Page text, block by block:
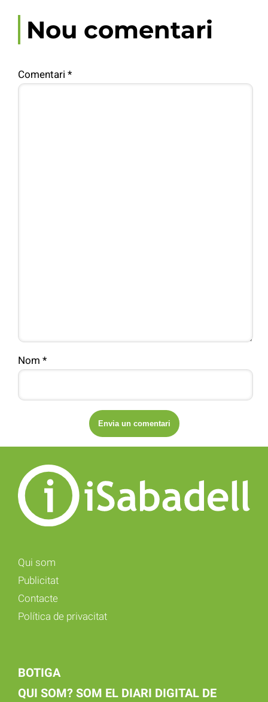
Nou comentari
Comentari *
Nom *
Qui som
Publicitat
Contacte
Política de privacitat
BOTIGA
QUI SOM? SOM EL DIARI DIGITAL DE